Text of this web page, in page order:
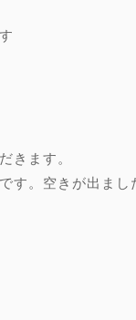
きます。
す。空きが出ま